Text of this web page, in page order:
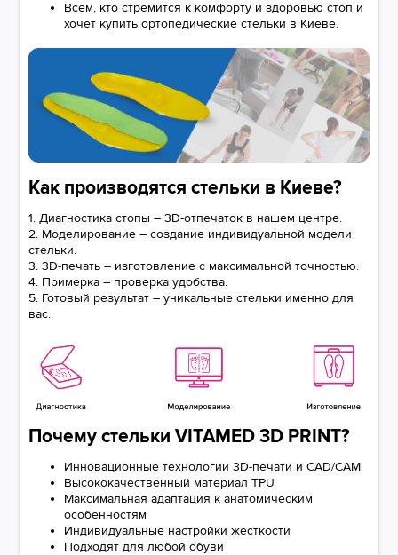
Всем, кто стремится к комфорту и здоровью стоп и
хочет купить ортопедические стельки в Киеве.
Как производятся стельки в Киеве?
1. Диагностика стопы – 3D-отпечаток в нашем центре.
2. Моделирование – создание индивидуальной модели
стельки.
3. 3D-печать – изготовление с максимальной точностью.
4. Примерка – проверка удобства.
5. Готовый результат – уникальные стельки именно для
вас.
Почему стельки VITAMED 3D PRINT?
Инновационные технологии 3D-печати и CAD/CAM
Высококачественный материал TPU
Максимальная адаптация к анатомическим
особенностям
Индивидуальные настройки жесткости
Подходят для любой обуви